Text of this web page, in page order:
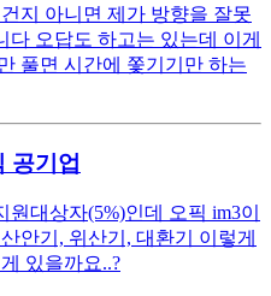
지 아니면 제가 방향을 잘못
오답도 하고는 있는데 이게
풀면 시간에 쫓기기만 하는
공기업
대상자(5%)인데 오픽 im3이
안기, 위산기, 대환기 이렇게
있을까요..?